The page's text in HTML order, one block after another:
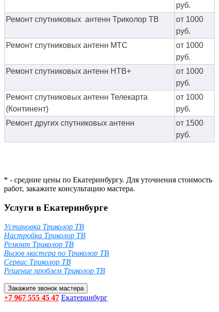
руб.
Ремонт спутниковых антенн Триколор ТВ
от 1000
руб.
Ремонт спутниковых антенн МТС
от 1000
руб.
Ремонт спутниковых антенн НТВ+
от 1000
руб.
Ремонт спутниковых антенн Телекарта
(Континент)
от 1000
руб.
Ремонт других спутниковых антенн
от 1500
руб.
* - средние цены по Екатеринбургу. Для уточнения стоимость
работ, закажите консультацию мастера.
Услуги в Екатеринбурге
Установка Триколор ТВ
Настройка Триколор ТВ
Ремонт Триколор ТВ
Вызов мастера по Триколор ТВ
Сервис Триколор ТВ
Решение проблем Триколор ТВ
Закажите звонок мастера
+7 967 555 45 47 Екатеринбург